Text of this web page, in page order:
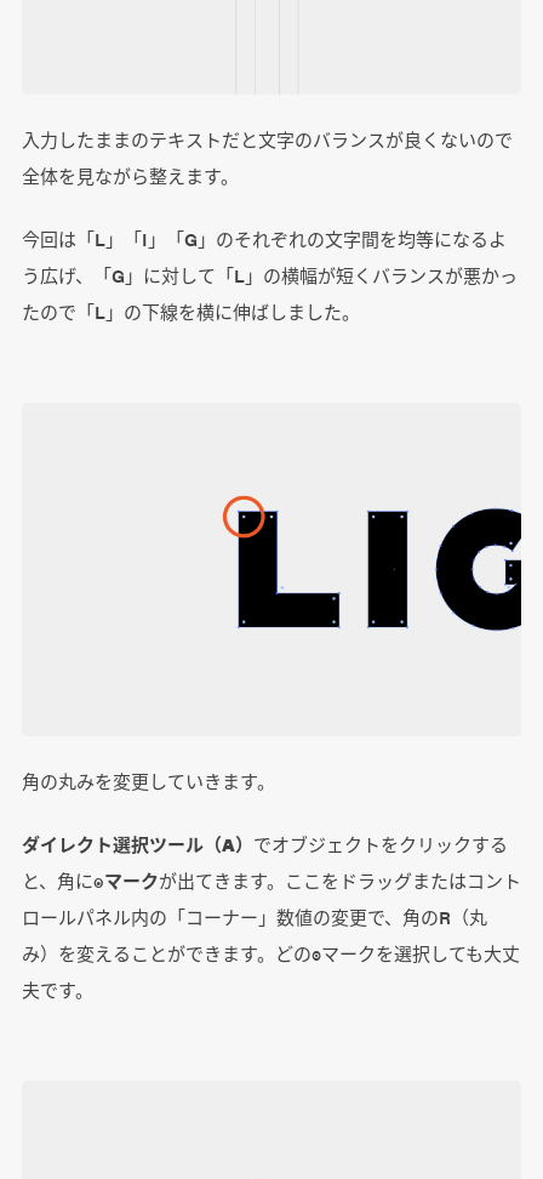
入力したままのテキストだと文字のバランスが良くないので
全体を見ながら整えます。
今回は「L」「I」「G」のそれぞれの文字間を均等になるよ
う広げ、「G」に対して「L」の横幅が短くバランスが悪かっ
たので「L」の下線を横に伸ばしました。
角の丸みを変更していきます。
ダイレクト選択ツール（A） でオブジェクトをクリックする
と、角に◉マークが出てきます。ここをドラッグまたはコント
ロールパネル内の「コーナー」数値の変更で、角のR（丸
み）を変えることができます。どの◉マークを選択しても大丈
夫です。